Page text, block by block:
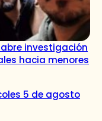
investigación
hacia menores
5 de agosto